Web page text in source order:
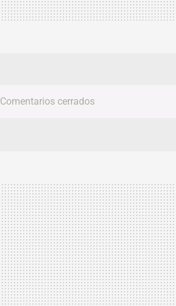
Comentarios cerrados